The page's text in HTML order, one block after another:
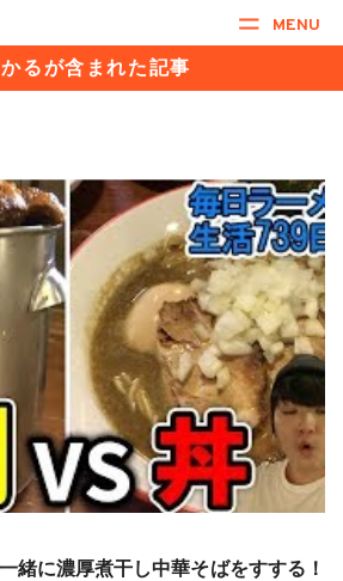
MENU
るが含まれた記事
に濃厚煮干し中華そばをすする！